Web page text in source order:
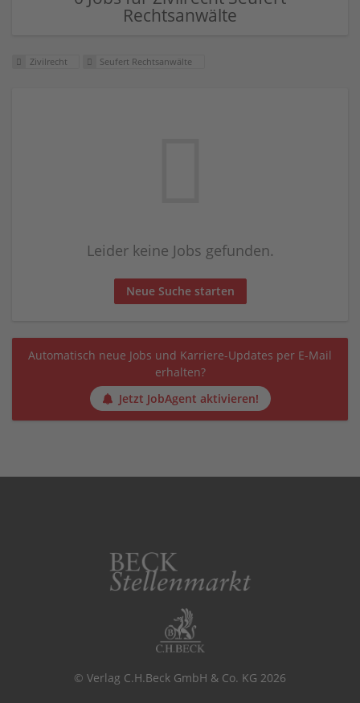
Rechtsanwälte
Zivilrecht Seufert Rechtsanwälte
Leider keine Jobs gefunden.
Neue Suche starten
Automatisch neue Jobs und Karriere-Updates per E-Mail
erhalten?
Jetzt JobAgent aktivieren!
© Verlag C.H.Beck GmbH & Co. KG 2026